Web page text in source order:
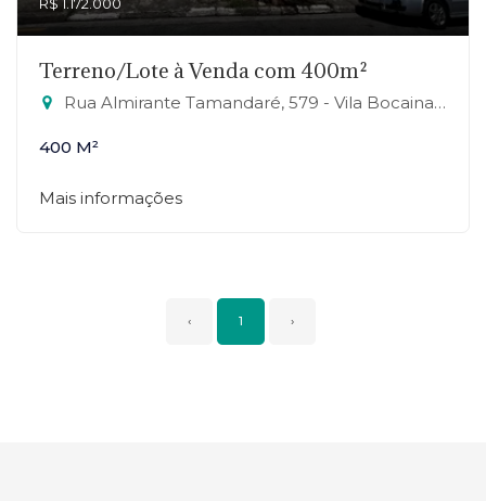
Terreno/Lote à Venda com 400m²
Rua Almirante Tamandaré, 579 - Vila Bocaina, Mauá-SP
400 M²
Mais informações
‹ 1 ›